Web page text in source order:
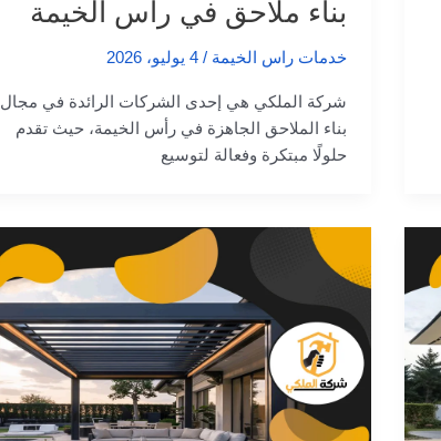
بناء ملاحق في رأس الخيمة
خدمات راس الخيمة /4 يوليو، 2026
شركة الملكي هي إحدى الشركات الرائدة في مجال
بناء الملاحق الجاهزة في رأس الخيمة، حيث تقدم
حلولًا مبتكرة وفعالة لتوسيع